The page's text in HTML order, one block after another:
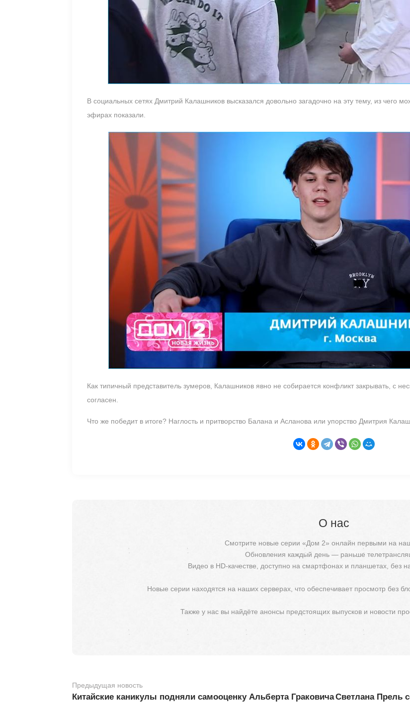
В социальных сетях Дмитрий Калашников высказался довольно загадочно на эту тему, из чего
эфирах показали.
Как типичный представитель зумеров, Калашников явно не собирается конфликт закрывать, с
согласен.
Что же победит в итоге? Наглость и притворство Балана и Асланова или упорство Дмитрия
О нас
Смотрите новые серии «Дом 2» онлайн первыми на
Обновления каждый день — раньше
Видео в HD-качестве, доступно на смартфонах и планшетах, без
Новые серии находятся на наших серверах, что обеспечивает просмотр без
Также у нас вы найдёте анонсы предстоящих выпусков и новости
Предыдущая новость
Китайские каникулы подняли самооценку Альберта ГраковичаСветлана Прель